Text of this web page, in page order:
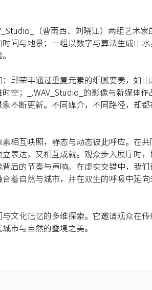
（曹雨西、刘晓江）两组艺术家
间与地景；一组以数字与算法生成山水
邱荣丰通过重复元素的细腻变奏，如山
空；_.WAV_Studio_的影像与新媒体作
不断更新。不同媒介，不同路径，却都
相互映照，静态与动态彼此呼应。在共
表达，又相互成就。观众步入展厅时
后的节奏与声响。在虚实交错中，我们
着自然与城市，并在双生的呼吸中延向
文化记忆的多维探索。它邀请观众在传
市与自然的叠境之美。